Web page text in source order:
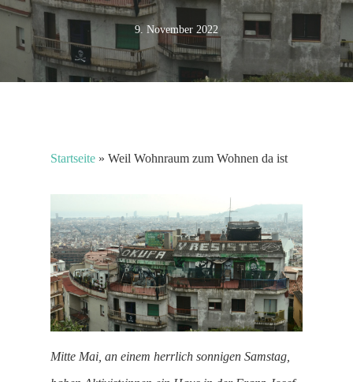
9. November 2022
Startseite » Weil Wohnraum zum Wohnen da ist
Mitte Mai, an einem herrlich sonnigen Samstag,